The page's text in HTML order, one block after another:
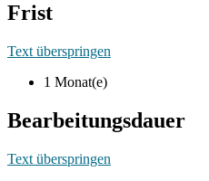
Frist
Text überspringen
1 Monat(e)
Bearbeitungsdauer
Text überspringen